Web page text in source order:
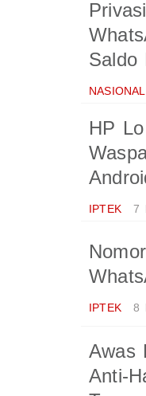
Saldo
NASIONAL
HP
IPTEK 7
IPTEK 8
Awas
Anti-